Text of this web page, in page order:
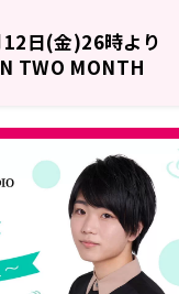
日(金)26時より
TWO MONTH